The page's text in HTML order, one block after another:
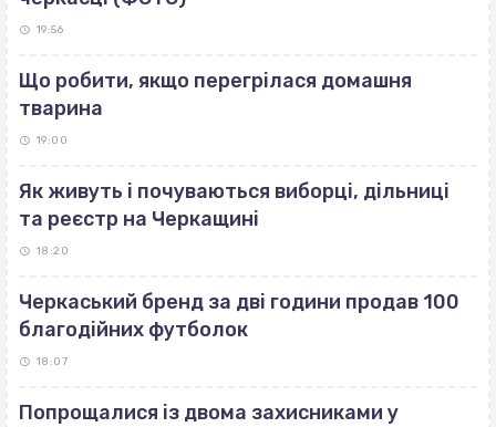
19:56
Що робити, якщо перегрілася домашня
тварина
19:00
Як живуть і почуваються виборці, дільниці
та реєстр на Черкащині
18:20
Черкаський бренд за дві години продав 100
благодійних футболок
18:07
Попрощалися із двома захисниками у